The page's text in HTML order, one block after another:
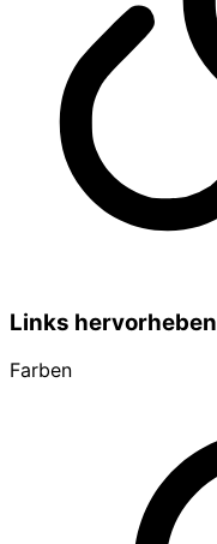
Links hervorheben
Farben